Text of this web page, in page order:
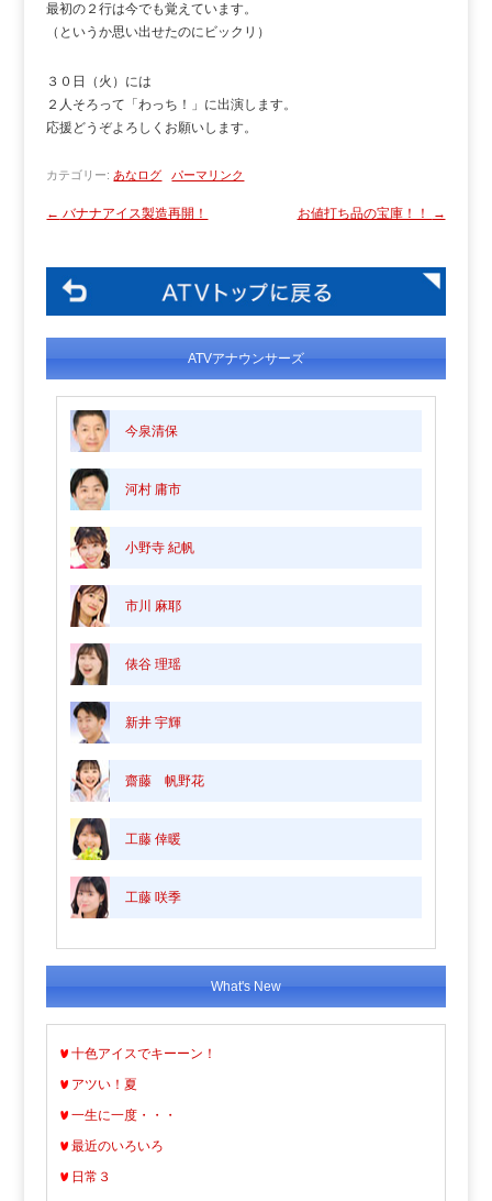
最初の２行は今でも覚えています。
（というか思い出せたのにビックリ）
３０日（火）には
２人そろって「わっち！」に出演します。
応援どうぞよろしくお願いします。
カテゴリー:あなログ パーマリンク
← バナナアイス製造再開！ お値打ち品の宝庫！！ →
ATVアナウンサーズ
今泉清保
河村 庸市
小野寺 紀帆
市川 麻耶
俵谷 理瑶
新井 宇輝
齋藤 帆野花
工藤 倖暖
工藤 咲季
What's New
十色アイスでキーーン！
アツい！夏
一生に一度・・・
最近のいろいろ
日常３